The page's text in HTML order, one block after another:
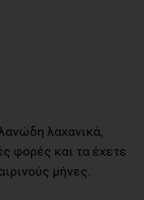
λαχανικά,
φορές και τα έχετε
μήνες.